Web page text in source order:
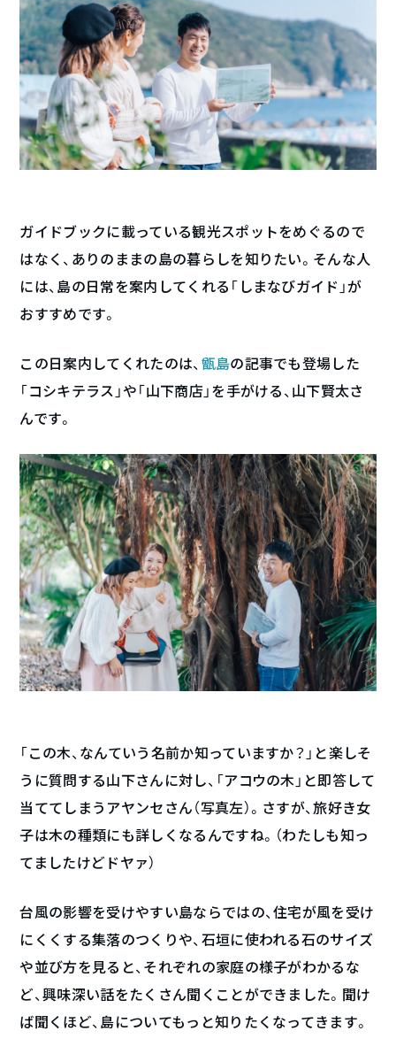
ガイドブックに載っている観光スポットをめぐるので
はなく、ありのままの島の暮らしを知りたい。そんな人
には、島の日常を案内してくれる「しまなびガイド」が
おすすめです。
この日案内してくれたのは、 甑島の記事でも登場した
「コシキテラス」や「山下商店」を手がける、山下賢太さ
んです。
「この木、なんていう名前か知っていますか？」と楽しそ
うに質問する山下さんに対し、「アコウの木」と即答して
当ててしまうアヤンセさん（写真左）。さすが、旅好き女
子は木の種類にも詳しくなるんですね。（わたしも知っ
てましたけどドヤァ）
台風の影響を受けやすい島ならではの、住宅が風を受け
にくくする集落のつくりや、石垣に使われる石のサイズ
や並び方を見ると、それぞれの家庭の様子がわかるな
ど、興味深い話をたくさん聞くことができました。聞け
ば聞くほど、島についてもっと知りたくなってきます。